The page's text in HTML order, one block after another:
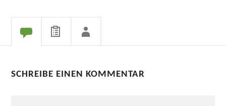
SCHREIBE EINEN KOMMENTAR